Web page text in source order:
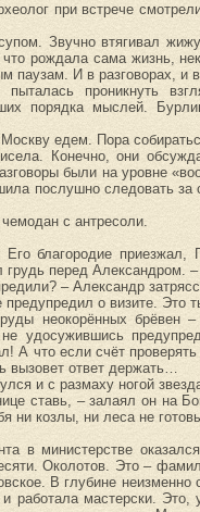
при встрече
Звучно втягивал
что рождала сама жизнь,
паузам. И в разговорах, и
пыталась проникнуть
порядка мыслей.
едем. Пора
Конечно, они
были на уровне
послушно следовать
с антресоли.
Его благородие
грудь перед Александром.
– Александр
о визите. Это
неокорённых
не удосужившись
А что если счёт
вызовет ответ держать…
и с размаху ногой
ставь, – залаял он на
ни козлы, ни леса не
в министерстве
Околотов. Это –
В глубине неизменно
работала мастерски.